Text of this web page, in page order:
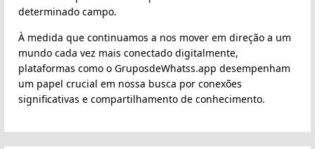
determinado campo.
À medida que continuamos a nos mover em direção a um
mundo cada vez mais conectado digitalmente,
plataformas como o GruposdeWhatss.app desempenham
um papel crucial em nossa busca por conexões
significativas e compartilhamento de conhecimento.